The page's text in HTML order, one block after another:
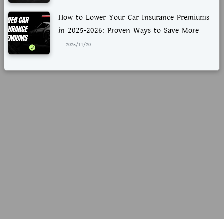
How to Lower Your Car Insurance Premiums
in 2025-2026: Proven Ways to Save More
2025/11/20